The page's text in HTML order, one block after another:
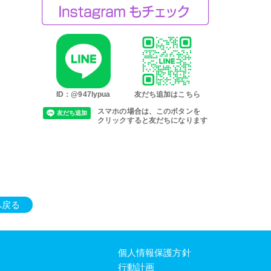
ID：@947lypua 友だち追加はこちら
スマホの場合は、このボタンを
クリックすると友だちになります
る
個人情報保護方針
行動計画